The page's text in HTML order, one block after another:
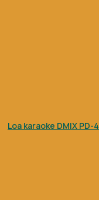
Loa karaoke DMIX PD-4